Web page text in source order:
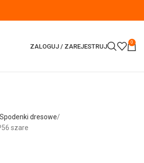
ZALOGUJ / ZAREJESTRUJ
0
dresowe
szare